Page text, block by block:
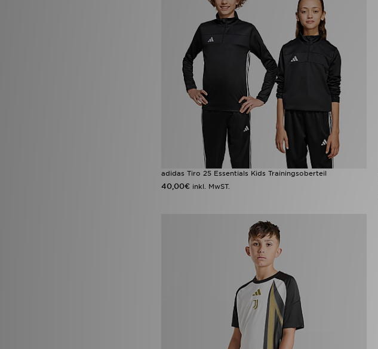
adidas Tiro 25 Essentials Kids Trainingsoberteil
40,00€ inkl. MwST.